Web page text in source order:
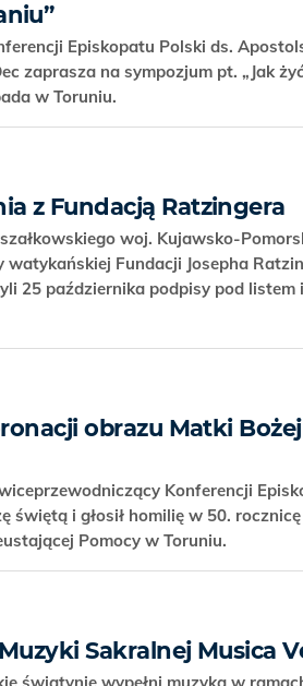
Episkopatu Polski ds.
zaprasza na sympozjum pt. „Jak
w Toruniu.
z Fundacją Ratzingera
woj. Kujawsko-
watykańskiej Fundacji Josepha
25 października podpisy pod listem
obrazu Matki
Konferencji
świętą i głosił homilię w 50.
Pomocy w Toruniu.
Sakralnej Musica